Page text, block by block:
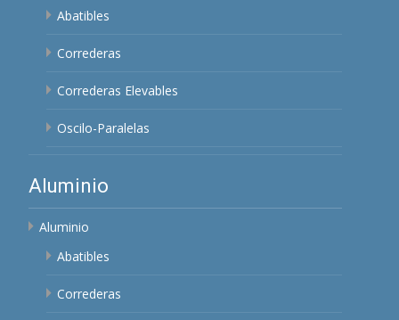
Abatibles
Correderas
Correderas Elevables
Oscilo-Paralelas
Aluminio
Aluminio
Abatibles
Correderas